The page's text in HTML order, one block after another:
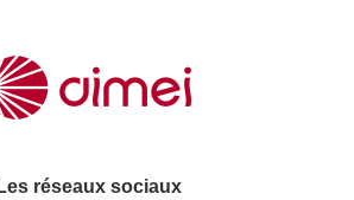
Les réseaux sociaux